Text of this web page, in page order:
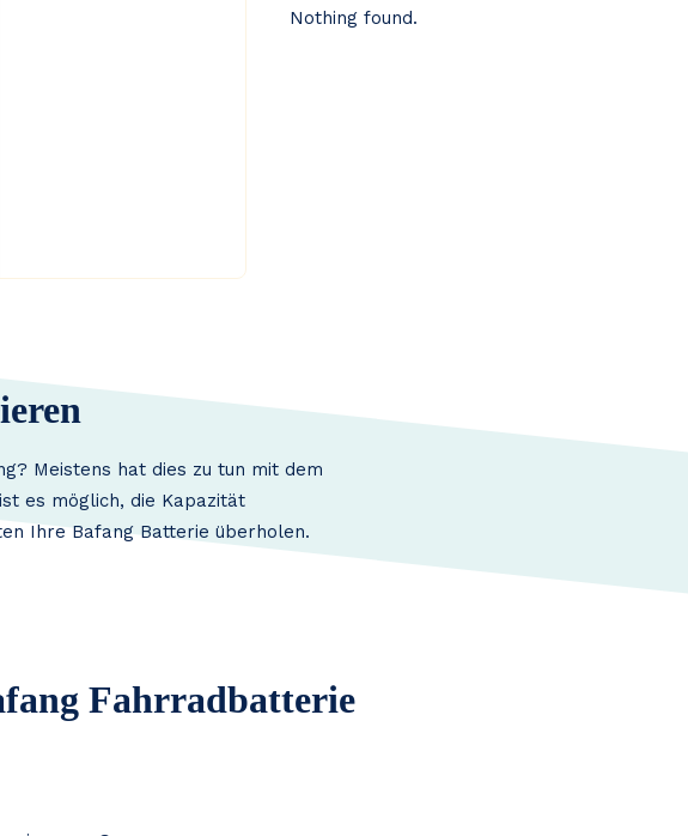
Nothing found.
Meistens hat dies zu tun mit dem
es möglich, die Kapazität
Ihre Bafang Batterie überholen.
Fahrradbatterie